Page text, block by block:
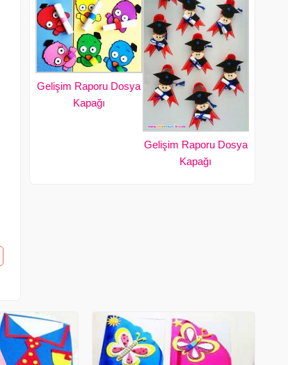
Gelişim Raporu Dosya
Kapağı
Gelişim Raporu Dosya
Kapağı